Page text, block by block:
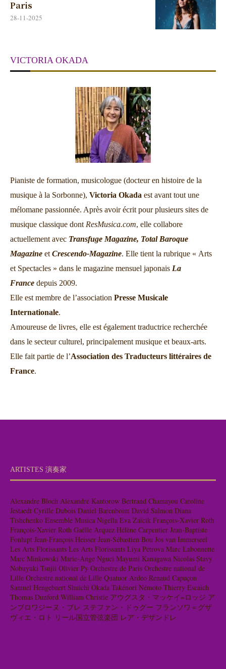
Paris
28-11-2025
VICTORIA OKADA
Pianiste de formation, musicologue (docteur en histoire de la
musique à la Sorbonne), Victoria Okada est avant tout une
mélomane passionnée. Après avoir écrit pour plusieurs sites de
musique classique dont ResMusica.com, elle collabore
actuellement avec Transfuge Magazine, Total Baroque
Magazine et Crescendo-Magazine. Elle tient la rubrique « Arts
et Spectacles » dans le magazine mensuel japonais La
France depuis 2009.
Elle est membre de l’association Presse Musicale
Internationale.
Amoureuse de livres, elle est également traductrice recherchée
dans le secteur culturel, principalement musique et beaux-arts.
Elle fait partie de l’Association des Traducteurs littéraires de
France.
ARTISTES 演奏家
Alexandre Bloch Alexandre Kantorow Bertrand Chamayou Caroline
Jestaedt Cyrille Dubois Daniel Barenboim David Salmon Diana
Tishchenko Ensemble Musica Nigella Eva Zaïcik François-Xavier Roth
François-Xavier Roth Gaëlle Arquez Hélène Carpentier Jean-Baptiste
Fonlupt Jean-François Heisser Jean-Sébastien Bou Jos van Immerseel
Les Arts Florissants Les Arts Florissants Liya Petrova Marc Labonnette
Marc Minkowski Marie-Ange Nguci Mayumi Kanagawa Nicolas Stavy
Nobuyuki Tsujii Olivier Py Orchestre de Paris Orchestre national de
Lille Orchestre national de Lille Quatuor Ardeo Renaud Capuçon
Samuel Hengebaert Shuichi Okada Takénori Némoto Thierry Escaich
Thomas Dunford William Christie アウグスタ・マッケイ=ロッジ ア
ンブロワジーヌ・ブレ ステファン・ドゥグー フランソワ＝グザ
ヴィエ・ロト リール国立管弦楽団 レア・デザンドレ